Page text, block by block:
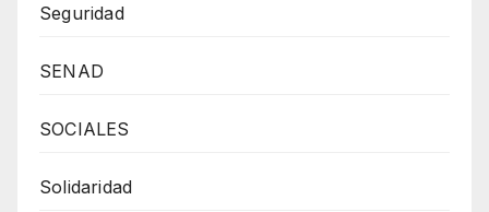
Seguridad
SENAD
SOCIALES
Solidaridad